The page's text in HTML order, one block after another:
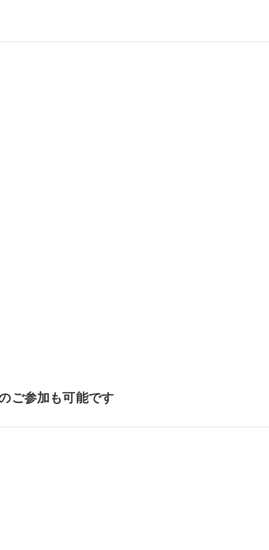
ご参加も可能です